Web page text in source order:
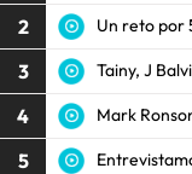
2 Un reto por
3 Tainy, J
4 Mark
5